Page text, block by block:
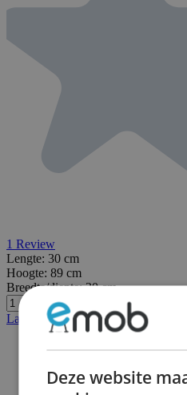
1 Review
Lengte: 30 cm
Hoogte: 89 cm
Breedte/diepte:30 cm
Laatste stuks
Deze website